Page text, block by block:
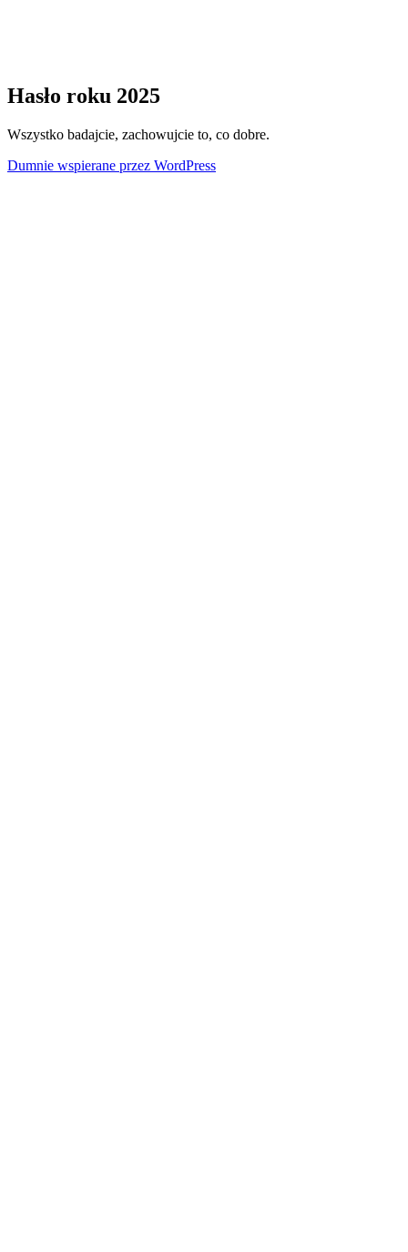
Hasło roku 2025
Wszystko badajcie, zachowujcie to, co dobre.
Dumnie wspierane przez WordPress